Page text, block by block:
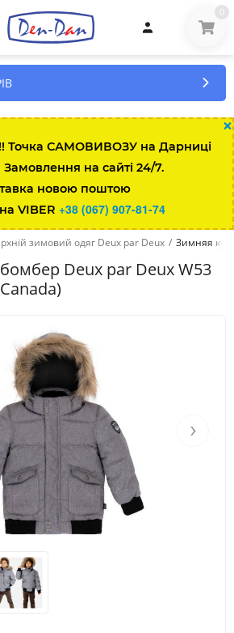
0
×
Точка САМОВИВОЗУ на Дарниці
Замовлення на сайті 24/7.
новою поштою
VIBER +38 (067) 907-81-74
зимовий одяг Deux par Deux / Зимняя
Deux par Deux W53
›
4Y
104/110
(B) 56
62